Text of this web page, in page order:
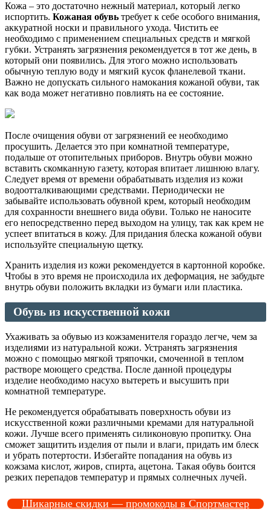
Кожа – это достаточно нежный материал, который легко
испортить. Кожаная обувь требует к себе особого внимания,
аккуратной носки и правильного ухода. Чистить ее
необходимо с применением специальных средств и мягкой
губки. Устранять загрязнения рекомендуется в тот же день, в
который они появились. Для этого можно использовать
обычную теплую воду и мягкий кусок фланелевой ткани.
Важно не допускать сильного намокания кожаной обуви, так
как вода может негативно повлиять на ее состояние.
После очищения обуви от загрязнений ее необходимо
просушить. Делается это при комнатной температуре,
подальше от отопительных приборов. Внутрь обуви можно
вставить скомканную газету, которая впитает лишнюю влагу.
Следует время от времени обрабатывать изделия из кожи
водоотталкивающими средствами. Периодически не
забывайте использовать обувной крем, который необходим
для сохранности внешнего вида обуви. Только не наносите
его непосредственно перед выходом на улицу, так как крем не
успеет впитаться в кожу. Для придания блеска кожаной обуви
используйте специальную щетку.
Хранить изделия из кожи рекомендуется в картонной коробке.
Чтобы в это время не происходила их деформация, не забудьте
внутрь обуви положить вкладки из бумаги или пластика.
Обувь из искусственной кожи
Ухаживать за обувью из кожзаменителя гораздо легче, чем за
изделиями из натуральной кожи. Устранять загрязнения
можно с помощью мягкой тряпочки, смоченной в теплом
растворе моющего средства. После данной процедуры
изделие необходимо насухо вытереть и высушить при
комнатной температуре.
Не рекомендуется обрабатывать поверхность обуви из
искусственной кожи различными кремами для натуральной
кожи. Лучше всего применять силиконовую пропитку. Она
сможет защитить изделия от пыли и влаги, придать им блеск
и убрать потертости. Избегайте попадания на обувь из
кожзама кислот, жиров, спирта, ацетона. Такая обувь боится
резких перепадов температур и прямых солнечных лучей.
Шикарные скидки — промокоды в Спортмастер